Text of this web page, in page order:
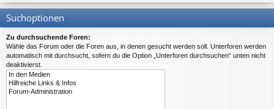
Suchoptionen
Zu durchsuchende Foren:
Wähle das Forum oder die Foren aus, in denen gesucht werden soll. Unterforen werden
automatisch mit durchsucht, sofern du die Option „Unterforen durchsuchen“ unten nicht
deaktivierst.